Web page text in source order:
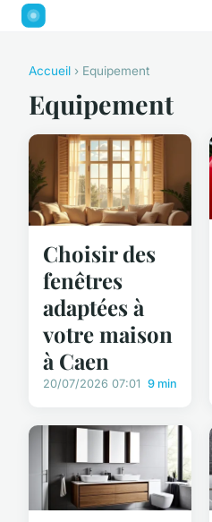
Accueil › Equipement
Equipement
Choisir des
fenêtres
adaptées à
votre maison
à Caen
20/07/2026 07:01 9 min